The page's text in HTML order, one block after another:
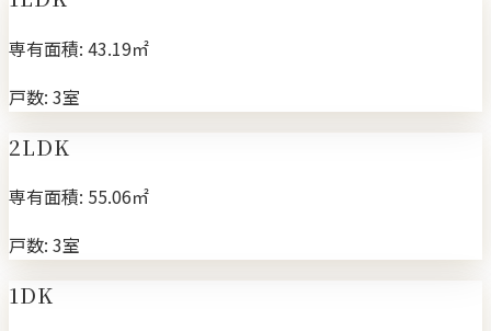
専有面積: 43.19㎡
戸数: 3室
2LDK
専有面積: 55.06㎡
戸数: 3室
1DK